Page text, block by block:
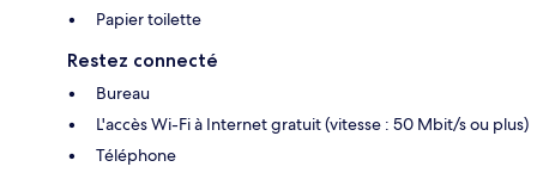
Papier toilette
Restez connecté
Bureau
L'accès Wi-Fi à Internet gratuit (vitesse : 50 Mbit/s ou plus)
Téléphone